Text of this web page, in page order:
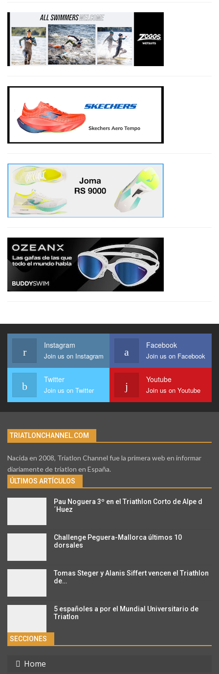
Instagram
Join us on Instagram
Facebook
Join us on Facebook
Twitter
Join us on Twitter
Youtube
Join us on Youtube
TRIATLONCHANNEL.COM
Nacida en 2008, Triatlon Channel fue la primera web en informar
diariamente de triatlon en España.
ÚLTIMOS ARTÍCULOS
Pau Noguera 3º en el Triathlon Corto de Alpe d
´Huez
Challenge Peguera-Mallorca últimos 10
dorsales
Tomas Steger y Alanis Siffert vencen el Triathlon
de…
5 españoles a por el Mundial Universitario de
Triatlon
SECCIONES
Home